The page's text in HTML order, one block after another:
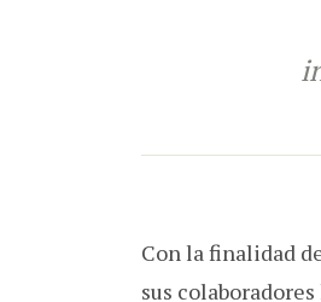
Con la finalidad
sus